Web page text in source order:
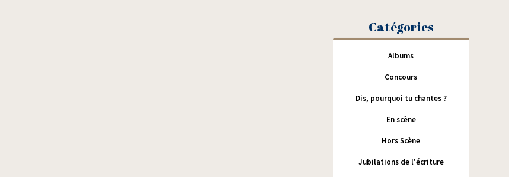
Catégories
Albums
Concours
Dis, pourquoi tu chantes ?
En scène
Hors Scène
Jubilations de l'écriture